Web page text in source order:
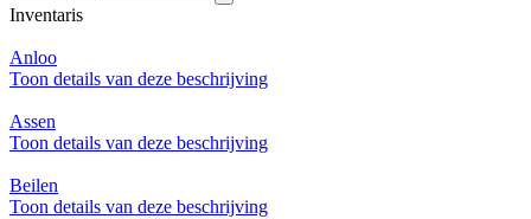
Inventaris
Anloo
Toon details van deze beschrijving
Assen
Toon details van deze beschrijving
Beilen
Toon details van deze beschrijving